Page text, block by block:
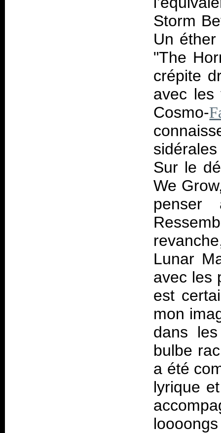
Storm
Un
"The
crépite
avec les
Cosmo-
Sur le
We
Lunar
avec les
est
mon
dans
bulbe
a été
lyrique